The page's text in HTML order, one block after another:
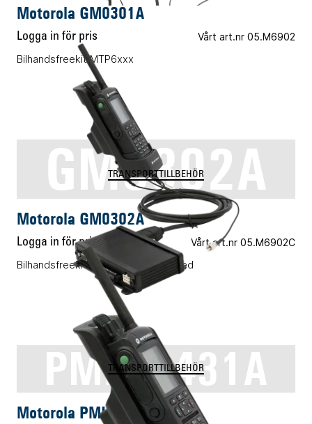
Motorola GM0301A
Logga in för pris Vårt art.nr 05.M6902
Bilhandsfreekit MTP6xxx
GM0302A
TRANSPORTTILLBEHÖR
Motorola GM0302A
Logga in för pris Vårt art.nr 05.M6902C
Bilhandsfreekit MTP6xxx customized
PMLN6431A
TRANSPORTTILLBEHÖR
Motorola PMLN6431A